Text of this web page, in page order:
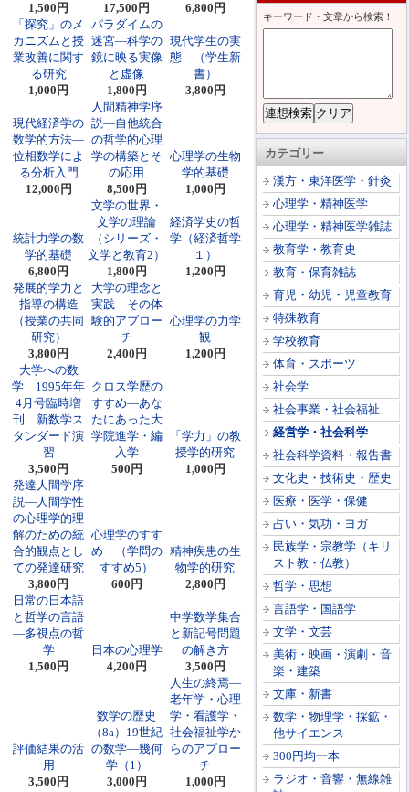
キーワード・文章から検索！
カテゴリー
漢方・東洋医学・針灸
心理学・精神医学
心理学・精神医学雑誌
教育学・教育史
教育・保育雑誌
育児・幼児・児童教育
特殊教育
学校教育
体育・スポーツ
社会学
社会事業・社会福祉
経営学・社会科学
社会科学資料・報告書
文化史・技術史・歴史
医療・医学・保健
占い・気功・ヨガ
民族学・宗教学（キリ
スト教・仏教）
哲学・思想
言語学・国語学
文学・文芸
美術・映画・演劇・音
楽・建築
文庫・新書
数学・物理学・採鉱・
他サイエンス
300円均一本
ラジオ・音響・無線雑
1,500円
17,500円
6,800円
「探究」のメ
カニズムと授
業改善に関す
る研究
1,000円
パラダイムの
迷宮―科学の
鏡に映る実像
と虚像
1,800円
現代学生の実
態 （学生新
書）
3,800円
現代経済学の
数学的方法―
位相数学によ
る分析入門
12,000円
人間精神学序
説―自他統合
の哲学的心理
学の構築とそ
の応用
8,500円
心理学の生物
学的基礎
1,000円
統計力学の数
学的基礎
6,800円
文学の世界・
文学の理論
（シリーズ・
文学と教育2）
1,800円
経済学史の哲
学（経済哲学
１）
1,200円
発展的学力と
指導の構造
（授業の共同
研究）
3,800円
大学の理念と
実践―その体
験的アプロー
チ
2,400円
心理学の力学
観
1,200円
大学への数
学 1995年年
4月号臨時増
刊 新数学ス
タンダード演
習
3,500円
クロス学歴の
すすめ―あな
たにあった大
学院進学・編
入学
500円
「学力」の教
授学的研究
1,000円
発達人間学序
説―人間学性
の心理学的理
解のための統
合的観点とし
ての発達研究
3,800円
心理学のすす
め （学問の
すすめ5）
600円
精神疾患の生
物学的研究
2,800円
日常の日本語
と哲学の言語
―多視点の哲
学
1,500円
日本の心理学
4,200円
中学数学集合
と新記号問題
の解き方
3,500円
評価結果の活
用
3,500円
数学の歴史
（8a）19世紀
の数学―幾何
学（1）
3,000円
人生の終焉―
老年学・心理
学・看護学・
社会福祉学か
らのアプロー
チ
1,000円